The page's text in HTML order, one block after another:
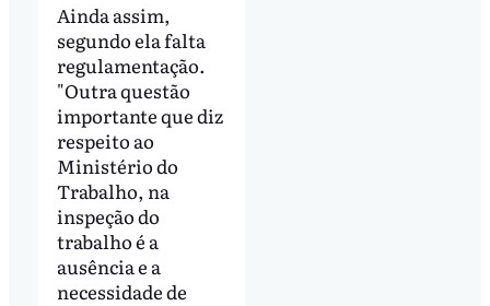
Ainda assim,
segundo ela falta
regulamentação.
"Outra questão
importante que diz
respeito ao
Ministério do
Trabalho, na
inspeção do
trabalho é a
ausência e a
necessidade de